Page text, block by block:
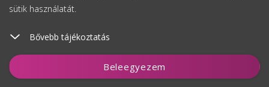
sütik használatát.
Bővebb tájékoztatás
Beleegyezem